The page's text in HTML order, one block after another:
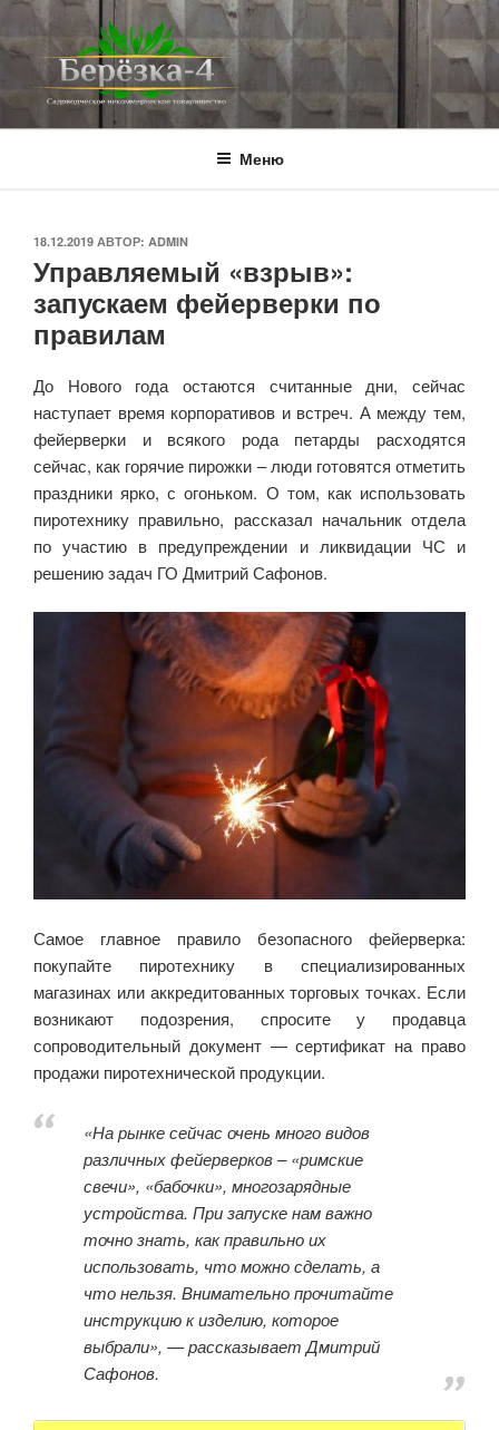
Перейти
к
содержимому
BEREZKA4.RU
СНТ Берёзка-4
Меню
ОПУБЛИКОВАНО
18.12.2019 АВТОР: ADMIN
Управляемый «взрыв»:
запускаем фейерверки по
правилам
До Нового года остаются считанные дни, сейчас
наступает время корпоративов и встреч. А между тем,
фейерверки и всякого рода петарды расходятся
сейчас, как горячие пирожки – люди готовятся отметить
праздники ярко, с огоньком. О том, как использовать
пиротехнику правильно, рассказал начальник отдела
по участию в предупреждении и ликвидации ЧС и
решению задач ГО Дмитрий Сафонов.
Самое главное правило безопасного фейерверка:
покупайте пиротехнику в специализированных
магазинах или аккредитованных торговых точках. Если
возникают подозрения, спросите у продавца
сопроводительный документ — сертификат на право
продажи пиротехнической продукции.
«На рынке сейчас очень много видов
различных фейерверков – «римские
свечи», «бабочки», многозарядные
устройства. При запуске нам важно
точно знать, как правильно их
использовать, что можно сделать, а
что нельзя. Внимательно прочитайте
инструкцию к изделию, которое
выбрали», — рассказывает Дмитрий
Сафонов.